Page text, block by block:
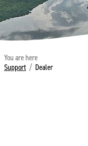
You are here
Support / Dealer